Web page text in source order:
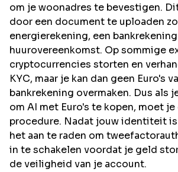
om je woonadres te bevestigen.
door een document te uploaden
energierekening, een
huurovereenkomst. Op sommige
cryptocurrencies storten en
KYC, maar je kan dan geen Euro's
bankrekening overmaken. Dus als
om AI met Euro's te kopen, moet je
procedure. Nadat jouw identiteit
het aan te raden om
in te schakelen voordat je geld
de veiligheid van je account.